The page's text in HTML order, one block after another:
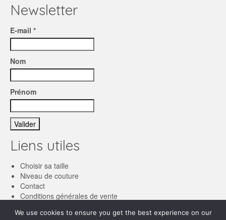
Newsletter
E-mail *
Nom
Prénom
Liens utiles
Choisir sa taille
Niveau de couture
Contact
Conditions générales de vente
We use cookies to ensure you get the best experience on our